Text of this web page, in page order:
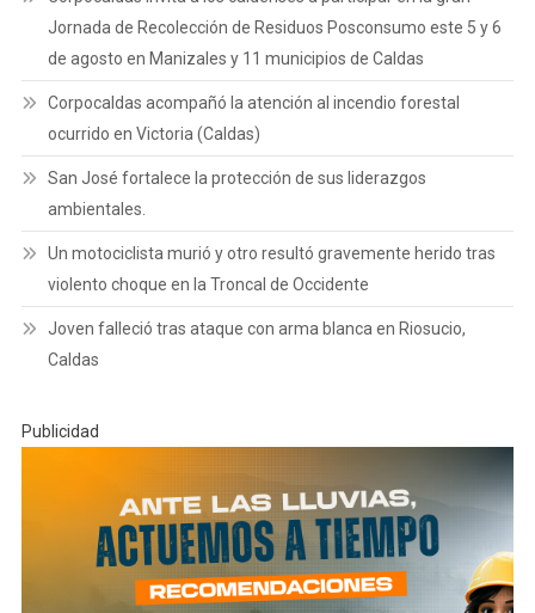
Jornada de Recolección de Residuos Posconsumo este 5 y 6
de agosto en Manizales y 11 municipios de Caldas
Corpocaldas acompañó la atención al incendio forestal
ocurrido en Victoria (Caldas)
San José fortalece la protección de sus liderazgos
ambientales.
Un motociclista murió y otro resultó gravemente herido tras
violento choque en la Troncal de Occidente
Joven falleció tras ataque con arma blanca en Riosucio,
Caldas
Publicidad